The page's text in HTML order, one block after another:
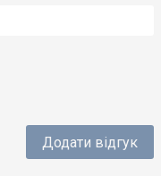
Додати відгук